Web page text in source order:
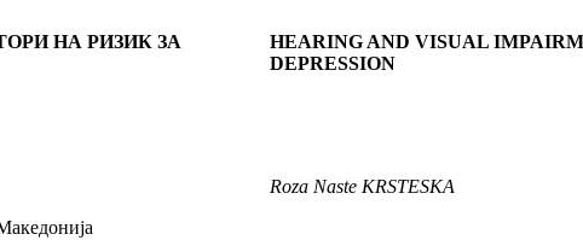
НА РИЗИК ЗА
HEARING AND VISUAL
DEPRESSION
Roza Naste KRSTESKA